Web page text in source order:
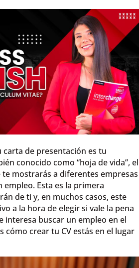
de presentación es tu
conocido como “hoja de vida”, el
mostrarás a diferentes empresas
Esta es la primera
de ti y, en muchos casos, este
a la hora de elegir si vale la pena
interesa buscar un empleo en el
cómo crear tu CV estás en el lugar